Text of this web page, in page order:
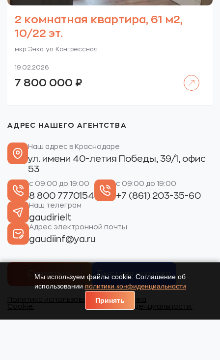
2 комнатная квартира, 61 м2,
10/22 эт.
мкр. Энка. ул. Конгрессная.
19.02.2026
7 800 000 ₽
АДРЕС НАШЕГО АГЕНТСТВА
Наш адрес в Краснодаре
ул. имени 40-летия Победы, 39/1, офис
53
с 09:00 до 19:00
8 800 7770154
с 09:00 до 19:00
+7 (861) 203-35-60
Наш телеграм
gaudirielt
Адрес электронной почты
gaudiinf@ya.ru
Связаться Быстрая ипотека
Политика использования
Cookie.
Политика
конфиденциальности.
Мы используем файлы cookie. Соглашение об
использовании политики конфиденциальности
Принять